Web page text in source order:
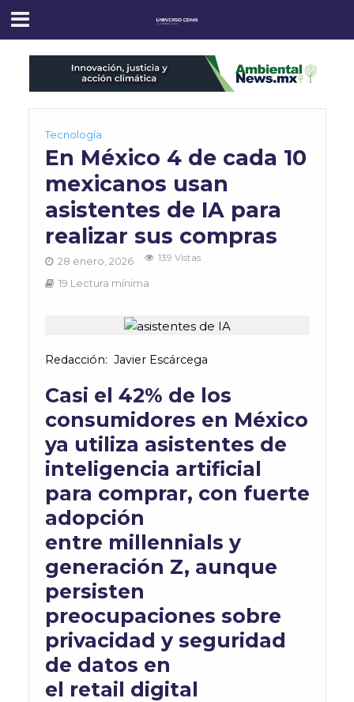
Tecnología
En México 4 de cada 10
mexicanos usan
asistentes de IA para
realizar sus compras
28 enero, 2026 139 Vistas
19 Lectura mínima
Redacción: Javier Escárcega
Casi el 42% de los
consumidores en México
ya utiliza asistentes de
inteligencia artificial
para comprar, con fuerte
adopción
entre millennials y
generación Z, aunque
persisten
preocupaciones sobre
privacidad y seguridad
de datos en
el retail digital